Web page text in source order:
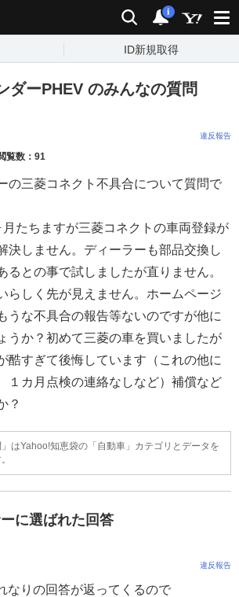
検索 通知
i
ID新規取得
ダーPHEV のみんなの質問
違反報告
覧数： 91
の三菱コネクト不具合について質問で
たちますが三菱コネクトの車両登録が
決しません。ディーラーも部品交換し
るとの事で試しましたが直りません。
らしく先が見えません。ホームページ
うな不具合の報告等ないのですが他に
うか？初めて三菱の車を買いましたが
酷すぎて後悔しています（これの他に
１カ月点検の連絡なしなど）補償など
？
」はYahoo!知恵袋の「自動車」カテゴリとデータを
に選ばれた回答
違反報告
なりの回答が返ってくるので